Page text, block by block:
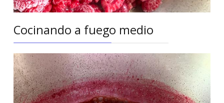
Cocinando a fuego medio